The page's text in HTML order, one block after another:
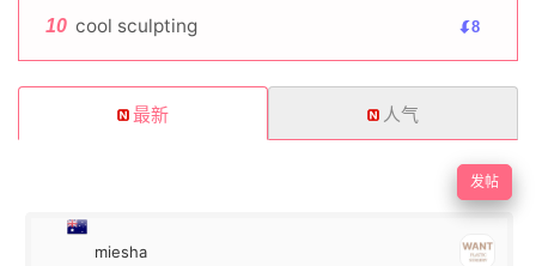
10 cool sculpting 8
最新 人气
发帖
miesha